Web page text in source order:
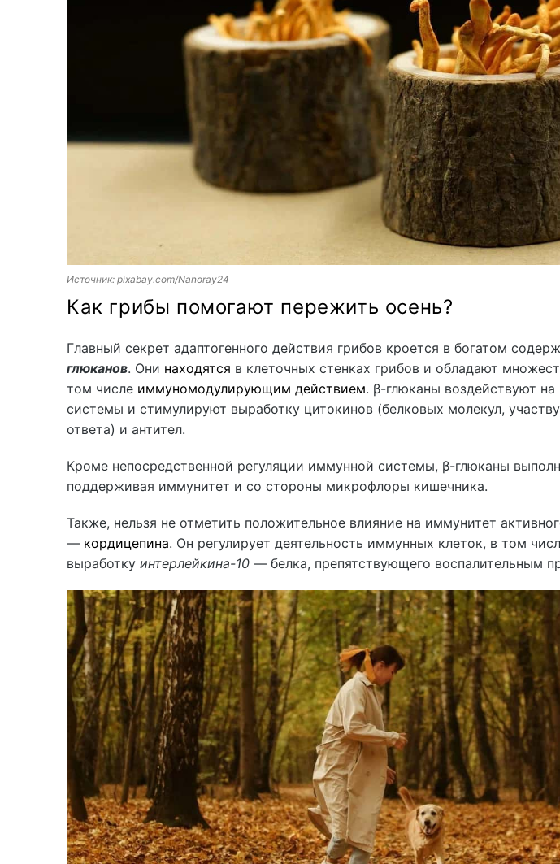
Источник: pixabay.com/Nanoray24
Как грибы помогают пережить осень?
Главный секрет адаптогенного действия грибов кроется в богатом
глюканов. Они находятся в клеточных стенках грибов и обладают
том числе иммуномодулирующим действием. β-глюканы воздействуют
системы и стимулируют выработку цитокинов (белковых молекул,
ответа) и антител.
Кроме непосредственной регуляции иммунной системы, β-глюканы
поддерживая иммунитет и со стороны микрофлоры кишечника.
Также, нельзя не отметить положительное влияние на иммунитет
— кордицепина. Он регулирует деятельность иммунных клеток, в том
выработку интерлейкина-10 — белка, препятствующего воспалительным